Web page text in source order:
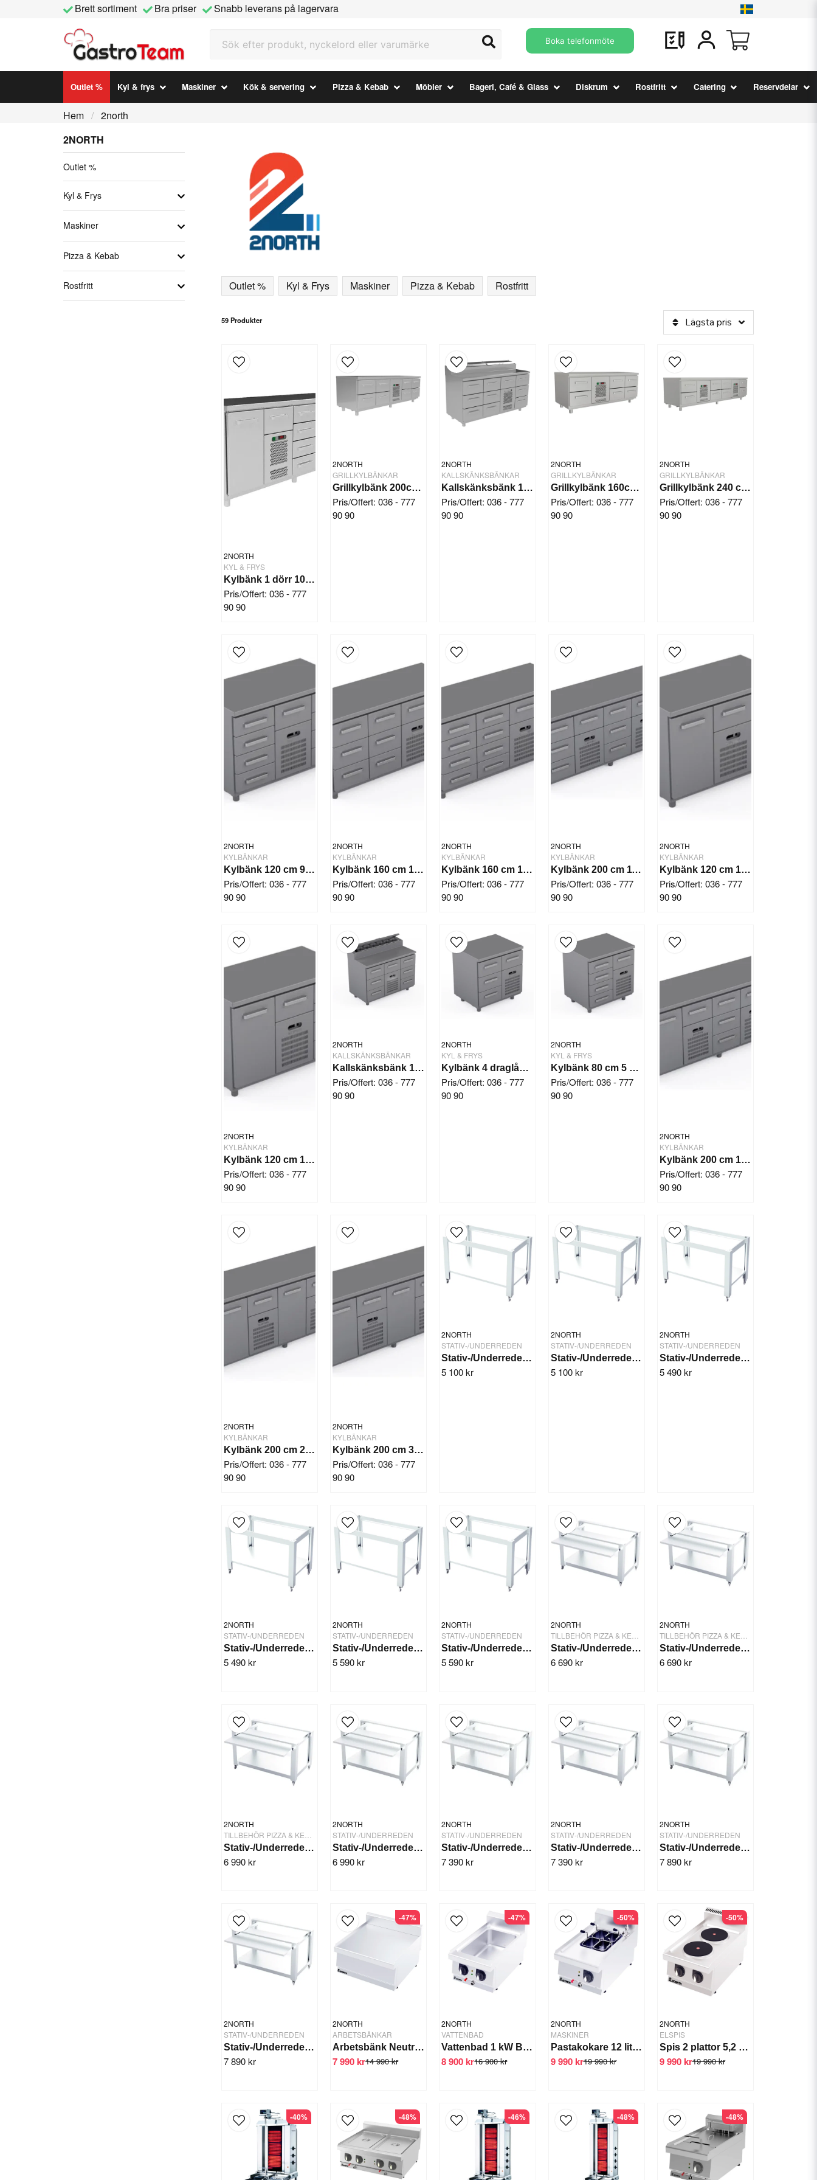
Brett sortiment Bra priser
Snabb leverans på lagervara
Boka telefonmöte
Outlet % Kyl & frys Maskiner Kök & servering Pizza & Kebab Möbler Bageri, Café & Glass Diskrum Rostfritt Catering Reservdelar
Hem
2north
2NORTH
Outlet %
Kyl & Frys
Maskiner
Pizza & Kebab
Rostfritt Outlet % Kyl & Frys Maskiner Pizza & Kebab Rostfritt
59 Produkter Lägsta pris
2NORTH
KYL & FRYS
Kylbänk 1 dörr 10 draglådor
Pris/Offert: 036 - 777
90 90
2NORTH
GRILLKYLBÄNKAR
Grillkylbänk 200cm 8 Draglådor
Pris/Offert: 036 - 777
90 90
2NORTH
KALLSKÄNKSBÄNKAR
Kallskänksbänk 10 Draglådor 1/6 GN med Lock
Pris/Offert: 036 - 777
90 90
2NORTH
GRILLKYLBÄNKAR
Grillkylbänk 160cm 6 draglådor
Pris/Offert: 036 - 777
90 90
2NORTH
GRILLKYLBÄNKAR
Grillkylbänk 240 cm 8 draglådor, kompressor
Pris/Offert: 036 - 777
90 90
2NORTH
KYLBÄNKAR
Kylbänk 120 cm 9 draglådor
Pris/Offert: 036 - 777
90 90
2NORTH
KYLBÄNKAR
Kylbänk 160 cm 10 draglådor
Pris/Offert: 036 - 777
90 90
2NORTH
KYLBÄNKAR
Kylbänk 160 cm 13 draglådor
Pris/Offert: 036 - 777
90 90
2NORTH
KYLBÄNKAR
Kylbänk 200 cm 11 draglådor
Pris/Offert: 036 - 777
90 90
2NORTH
KYLBÄNKAR
Kylbänk 120 cm 1 dörr 4 draglådor
Pris/Offert: 036 - 777
90 90
2NORTH
KYLBÄNKAR
Kylbänk 120 cm 1 dörr 5 draglådor
Pris/Offert: 036 - 777
90 90
2NORTH
KALLSKÄNKSBÄNKAR
Kallskänksbänk 120 cm 7 draglådor
Pris/Offert: 036 - 777
90 90
2NORTH
KYL & FRYS
Kylbänk 4 draglådor
Pris/Offert: 036 - 777
90 90
2NORTH
KYL & FRYS
Kylbänk 80 cm 5 draglådor
Pris/Offert: 036 - 777
90 90
2NORTH
KYLBÄNKAR
Kylbänk 200 cm 1 dörr 8 draglådor
Pris/Offert: 036 - 777
90 90
2NORTH
KYLBÄNKAR
Kylbänk 200 cm 2 dörrar 5 draglådor
Pris/Offert: 036 - 777
90 90
2NORTH
KYLBÄNKAR
Kylbänk 200 cm 3 dörrar 2 draglådor
Pris/Offert: 036 - 777
90 90
2NORTH
STATIV-/UNDERREDEN
Stativ-/Underrede 900x709x1100 mm
5 100 kr
2NORTH
STATIV-/UNDERREDEN
Stativ-/Underrede 900x709x900 mm
5 100 kr
2NORTH
STATIV-/UNDERREDEN
Stativ-/Underrede 1010x734x1100 mm
5 490 kr
2NORTH
STATIV-/UNDERREDEN
Stativ-/Underrede 1010x734x900 mm
5 490 kr
2NORTH
STATIV-/UNDERREDEN
Stativ-/Underrede 1000x809x1100 mm
5 590 kr
2NORTH
STATIV-/UNDERREDEN
Stativ-/Underrede 1000x809x900 mm
5 590 kr
2NORTH
Stativ-/Underrede 900x709x1100mm 2 hyllor
6 690 kr
2NORTH
Stativ-/Underrede 900x709x900mm 2 hyllor
6 690 kr
2NORTH
Stativ-/Underrede 1010x734x1100mm 2 hyllor
6 990 kr
2NORTH
STATIV-/UNDERREDEN
Stativ-/Underrede 1010x734x900mm 2 hyllor
6 990 kr
2NORTH
STATIV-/UNDERREDEN
Stativ-/Underrede 1000x809x1100 mm 2 hyllor
7 390 kr
2NORTH
STATIV-/UNDERREDEN
Stativ-/Underrede 1000x809x900 mm 2 hyllor
7 390 kr
2NORTH
STATIV-/UNDERREDEN
Stativ-/Underrede 1110x834x1100 mm 2 hyllor
7 890 kr
2NORTH
STATIV-/UNDERREDEN
Stativ-/Underrede 1110x834x900 mm 2 hyllor
7 890 kr
2NORTH
ARBETSBÄNKAR
Arbetsbänk Neutral 600mm N6060
14 990 kr
7 990 kr
-47%
2NORTH
VATTENBAD
Vattenbad 1 kW BM4070
16 900 kr
8 900 kr
-47%
2NORTH
MASKINER
Pastakokare 12 liter 4,5 kW
19 990 kr
9 990 kr
-50%
2NORTH
ELSPIS
Spis 2 plattor 5,2 kW
19 990 kr
9 990 kr
-50%
-40% -48% -46% -48% -48%